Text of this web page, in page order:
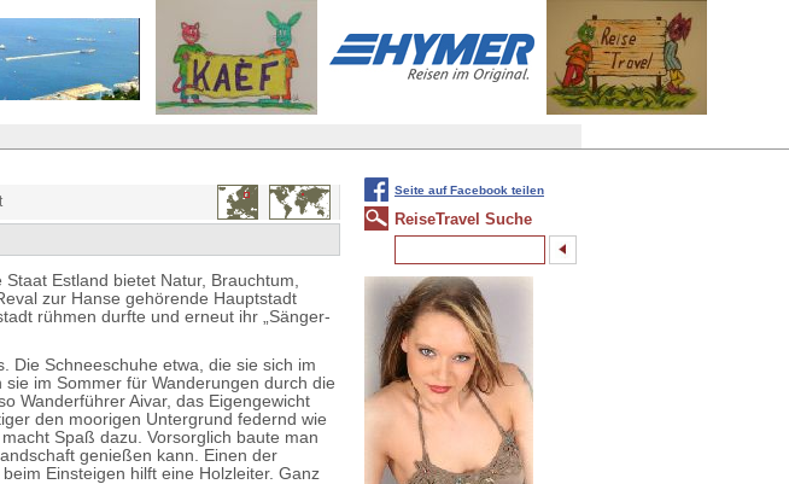
Estland bietet Natur, Brauchtum,
zur Hanse gehörende Hauptstadt
rühmen durfte und erneut ihr „Sänger-
Die Schneeschuhe etwa, die sie sich im
im Sommer für Wanderungen durch die
Wanderführer Aivar, das Eigengewicht
den moorigen Untergrund federnd wie
Spaß dazu. Vorsorglich baute man
genießen kann. Einen der
Einsteigen hilft eine Holzleiter. Ganz
Seite auf Facebook teilen
ReiseTravel Suche